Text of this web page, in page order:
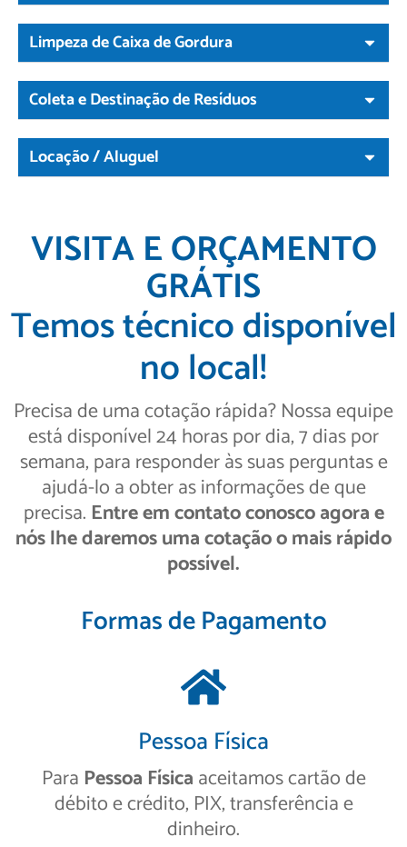
Limpeza de Caixa de Gordura
Coleta e Destinação de Resíduos
Locação / Aluguel
VISITA E ORÇAMENTO
GRÁTIS
Temos técnico disponível
no local!
Precisa de uma cotação rápida? Nossa equipe
está disponível 24 horas por dia, 7 dias por
semana, para responder às suas perguntas e
ajudá-lo a obter as informações de que
precisa. Entre em contato conosco agora e
nós lhe daremos uma cotação o mais rápido
possível.
Formas de Pagamento
Pessoa Física
Para Pessoa Físicaaceitamos cartão de
débito e crédito, PIX, transferência e
dinheiro.